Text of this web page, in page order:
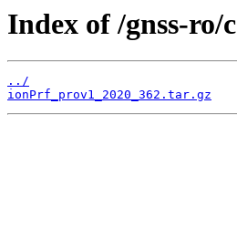
Index of /gnss-ro/
../
ionPrf_prov1_2020_362.tar.gz